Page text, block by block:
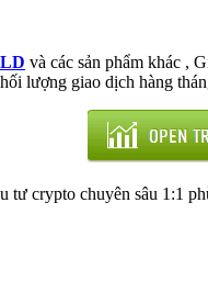
và các sản phẩm khác ,
lượng giao dịch hàng
crypto chuyên sâu 1:1